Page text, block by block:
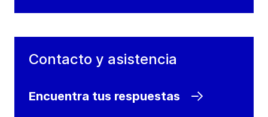
Contacto y asistencia
Encuentra tus respuestas